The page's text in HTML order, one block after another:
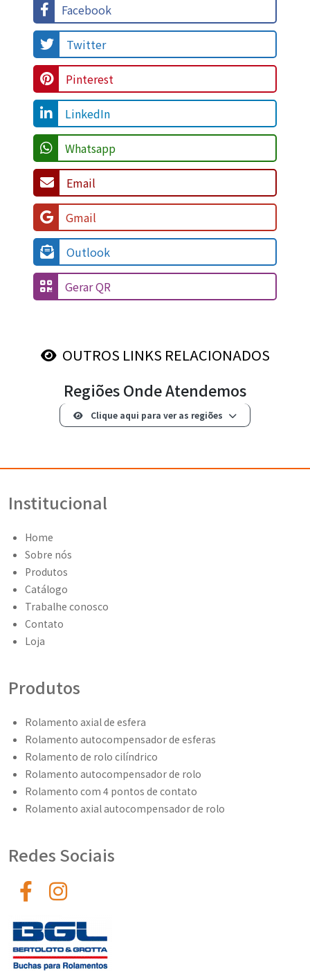
Facebook
Twitter
Pinterest
LinkedIn
Whatsapp
Email
Gmail
Outlook
Gerar QR
OUTROS LINKS RELACIONADOS
Regiões Onde Atendemos
Clique aqui para ver as regiões
Institucional
Home
Sobre nós
Produtos
Catálogo
Trabalhe conosco
Contato
Loja
Produtos
Rolamento axial de esfera
Rolamento autocompensador de esferas
Rolamento de rolo cilíndrico
Rolamento autocompensador de rolo
Rolamento com 4 pontos de contato
Rolamento axial autocompensador de rolo
Redes Sociais